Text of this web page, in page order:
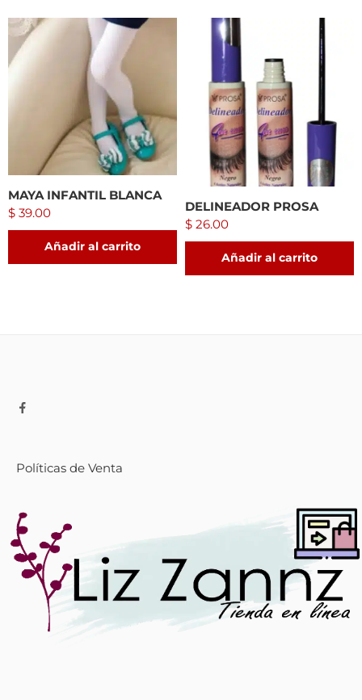
MAYA INFANTIL BLANCA
$ 39.00
Añadir al carrito
DELINEADOR PROSA
$ 26.00
Añadir al carrito
Políticas de Venta